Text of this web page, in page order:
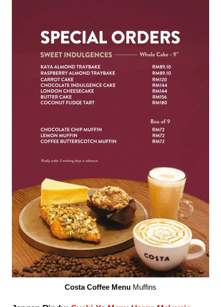
Costa Coffee Menu Muffins